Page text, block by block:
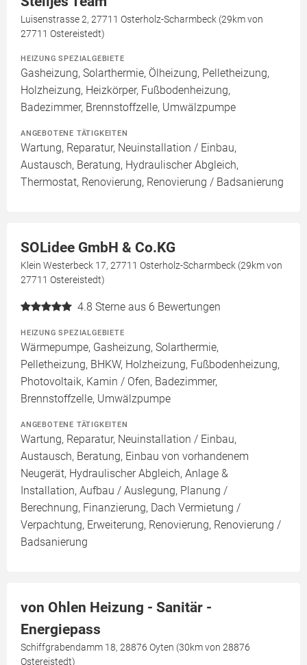
Luisenstrasse 2, 27711 Osterholz-Scharmbeck (29km von
27711 Ostereistedt)
HEIZUNG SPEZIALGEBIETE
Gasheizung, Solarthermie, Ölheizung, Pelletheizung,
Holzheizung, Heizkörper, Fußbodenheizung,
Badezimmer, Brennstoffzelle, Umwälzpumpe
ANGEBOTENE TÄTIGKEITEN
Wartung, Reparatur, Neuinstallation / Einbau,
Austausch, Beratung, Hydraulischer Abgleich,
Thermostat, Renovierung, Renovierung / Badsanierung
SOLidee GmbH & Co.KG
Klein Westerbeck 17, 27711 Osterholz-Scharmbeck (29km von
27711 Ostereistedt)
4.8 Sterne aus 6 Bewertungen
HEIZUNG SPEZIALGEBIETE
Wärmepumpe, Gasheizung, Solarthermie,
Pelletheizung, BHKW, Holzheizung, Fußbodenheizung,
Photovoltaik, Kamin / Ofen, Badezimmer,
Brennstoffzelle, Umwälzpumpe
ANGEBOTENE TÄTIGKEITEN
Wartung, Reparatur, Neuinstallation / Einbau,
Austausch, Beratung, Einbau von vorhandenem
Neugerät, Hydraulischer Abgleich, Anlage &
Installation, Aufbau / Auslegung, Planung /
Berechnung, Finanzierung, Dach Vermietung /
Verpachtung, Erweiterung, Renovierung, Renovierung /
Badsanierung
von Ohlen Heizung - Sanitär -
Energiepass
Schiffgrabendamm 18, 28876 Oyten (30km von 28876
Ostereistedt)